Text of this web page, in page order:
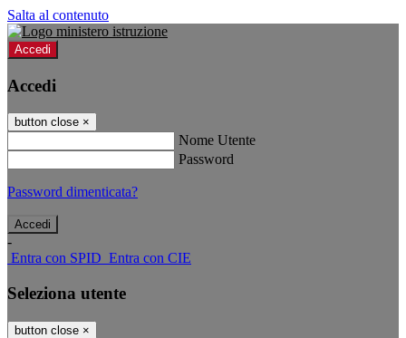
Salta al contenuto
Accedi
Accedi
button close ×
Nome Utente
Password
Password dimenticata?
-
Entra con SPID Entra con CIE
Seleziona utente
button close ×